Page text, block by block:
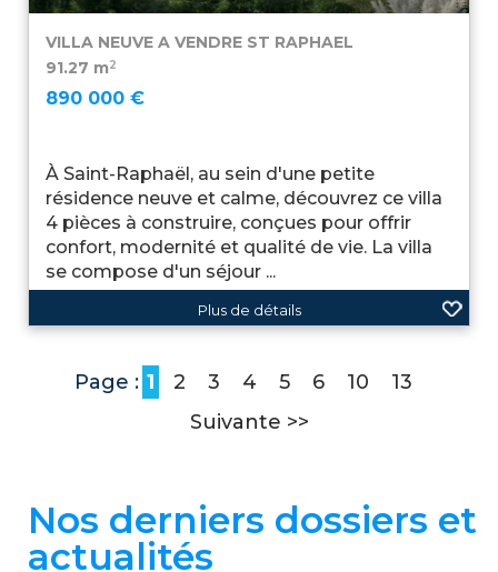
VILLA NEUVE A VENDRE ST RAPHAEL
91.27 m2
890 000 €
À Saint-Raphaël, au sein d'une petite
résidence neuve et calme, découvrez ce villa
4 pièces à construire, conçues pour offrir
confort, modernité et qualité de vie. La villa
se compose d'un séjour ...
Plus de détails
Page : 1 2 3 4 5 6 10
13
Suivante >>
Nos derniers dossiers et
actualités